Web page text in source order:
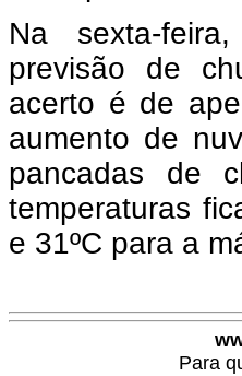
Na sexta-
previsão de
acerto é de
aumento de
pancadas de
temperaturas
e 31ºC para a
Para